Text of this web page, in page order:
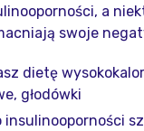
a
swoje
dietę
głodówki
insulinooporności